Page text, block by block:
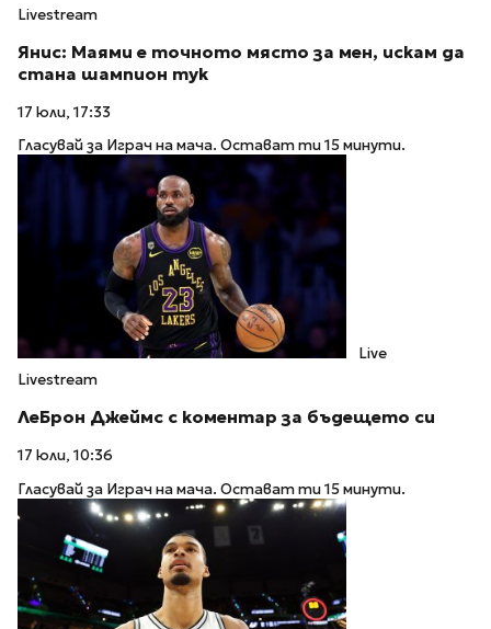
Livestream
Янис: Маями е точното място за мен, искам да
стана шампион тук
17 юли, 17:33
Гласувай за Играч на мача. Остават ти 15 минути.
Live
Livestream
ЛеБрон Джеймс с коментар за бъдещето си
17 юли, 10:36
Гласувай за Играч на мача. Остават ти 15 минути.